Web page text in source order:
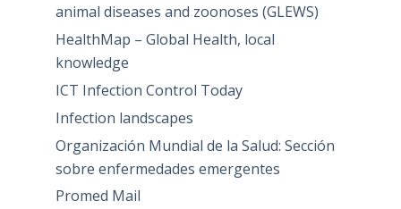
animal diseases and zoonoses (GLEWS)
HealthMap – Global Health, local
knowledge
ICT Infection Control Today
Infection landscapes
Organización Mundial de la Salud: Sección
sobre enfermedades emergentes
Promed Mail